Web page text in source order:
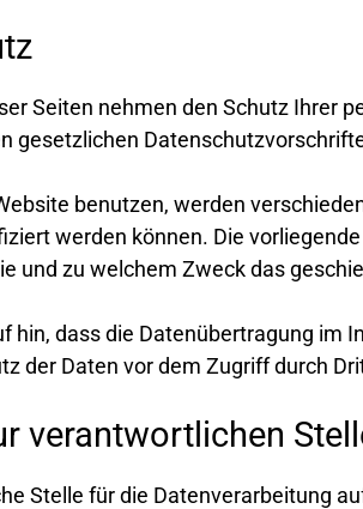
Seiten nehmen den Schutz Ihrer
gesetzlichen
benutzen, werden
werden können. Die
und zu welchem Zweck das
hin, dass die Datenübertragung im
der Daten vor dem Zugriff durch
verantwortlichen
Stelle für die Datenverarbeitung